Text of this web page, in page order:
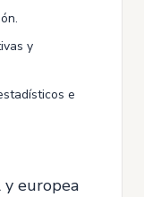
y
e
y europea